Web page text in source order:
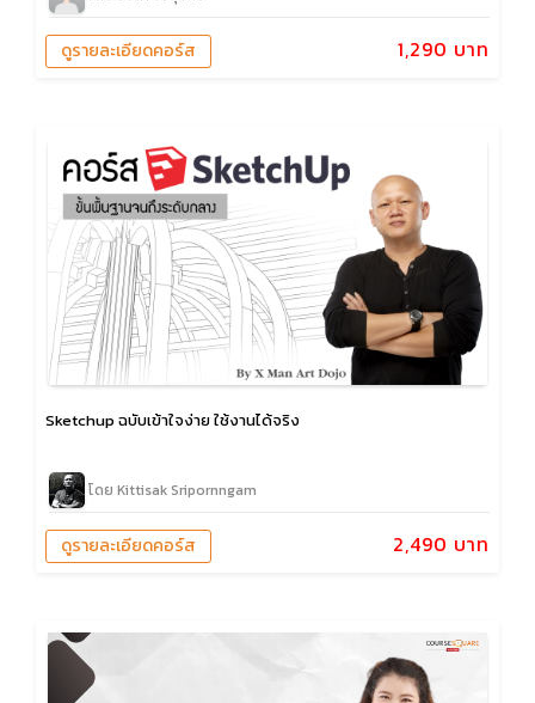
1,290 บาท
ดูรายละเอียดคอร์ส
Sketchup ฉบับเข้าใจง่าย ใช้งานได้จริง
โดย Kittisak Sripornngam
2,490 บาท
ดูรายละเอียดคอร์ส